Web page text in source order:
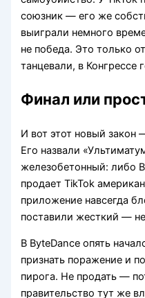
союзник — его же
выиграли немного
не победа. Это только
танцевали, в Конгрессе
Финал или
И вот этот новый закон
Его назвали
железобетонный: либо
продает TikTok
приложение навсегда
поставили жесткий —
В ByteDance опять
признать поражение и
пирога. Не продать —
правительство тут же